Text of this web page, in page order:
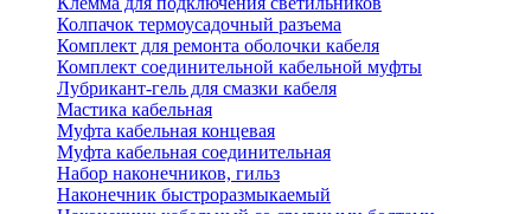
Колпачок термоусадочный разъема
Комплект для ремонта оболочки кабеля
Комплект соединительной кабельной муфты
Лубрикант-гель для смазки кабеля
Мастика кабельная
Муфта кабельная концевая
Муфта кабельная соединительная
Набор наконечников, гильз
Наконечник быстроразмыкаемый